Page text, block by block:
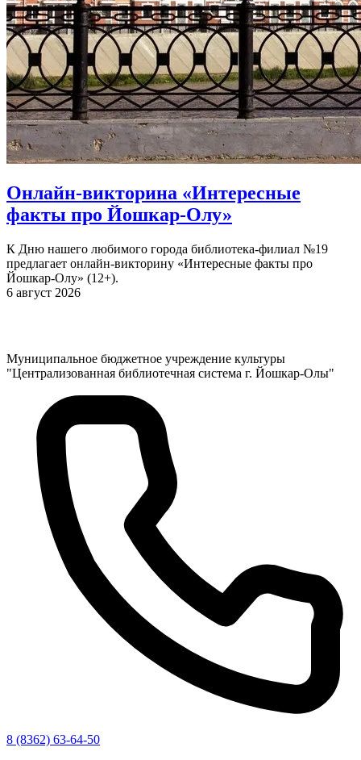
Онлайн-викторина «Интересные
факты про Йошкар-Олу»
К Дню нашего любимого города библиотека-филиал №19
предлагает онлайн-викторину «Интересные факты про
Йошкар-Олу» (12+).
6 август 2026
Муниципальное бюджетное учреждение культуры
"Централизованная библиотечная система г. Йошкар-Олы"
8 (8362) 63-64-50